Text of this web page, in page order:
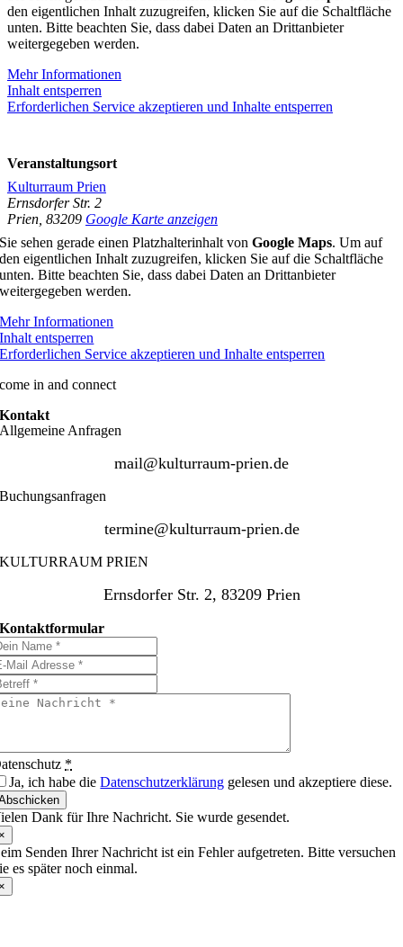
Veranstaltungsort
Kulturraum Prien
Ernsdorfer Str. 2
Prien 83209 Google Karte anzeigen
den eigentlichen Inhalt zuzugreifen, klicken Sie auf die Schaltfläche
unten. Bitte beachten Sie, dass dabei Daten an Drittanbieter
weitergegeben werden.
Mehr Informationen
Inhalt entsperren
Erforderlichen Service akzeptieren und Inhalte entsperren
Sie sehen gerade einen Platzhalterinhalt vonGoogle Maps. Um auf
den eigentlichen Inhalt zuzugreifen, klicken Sie auf die Schaltfläche
unten. Bitte beachten Sie, dass dabei Daten an Drittanbieter
weitergegeben werden.
Mehr Informationen
Inhalt entsperren
Erforderlichen Service akzeptieren und Inhalte entsperren
come in and connect
Kontakt
Allgemeine Anfragen
mail@kulturraum-prien.de
Buchungsanfragen
termine@kulturraum-prien.de
KULTURRAUM PRIEN
Ernsdorfer Str. 2, 83209 Prien
Kontaktformular
*
Ja, ich habe dieDatenschutzerklärung gelesen und akzeptiere diese.
Dank für Ihre Nachricht. Sie wurde gesendet.
Senden Ihrer Nachricht ist ein Fehler aufgetreten. Bitte versuchen
es später noch einmal.